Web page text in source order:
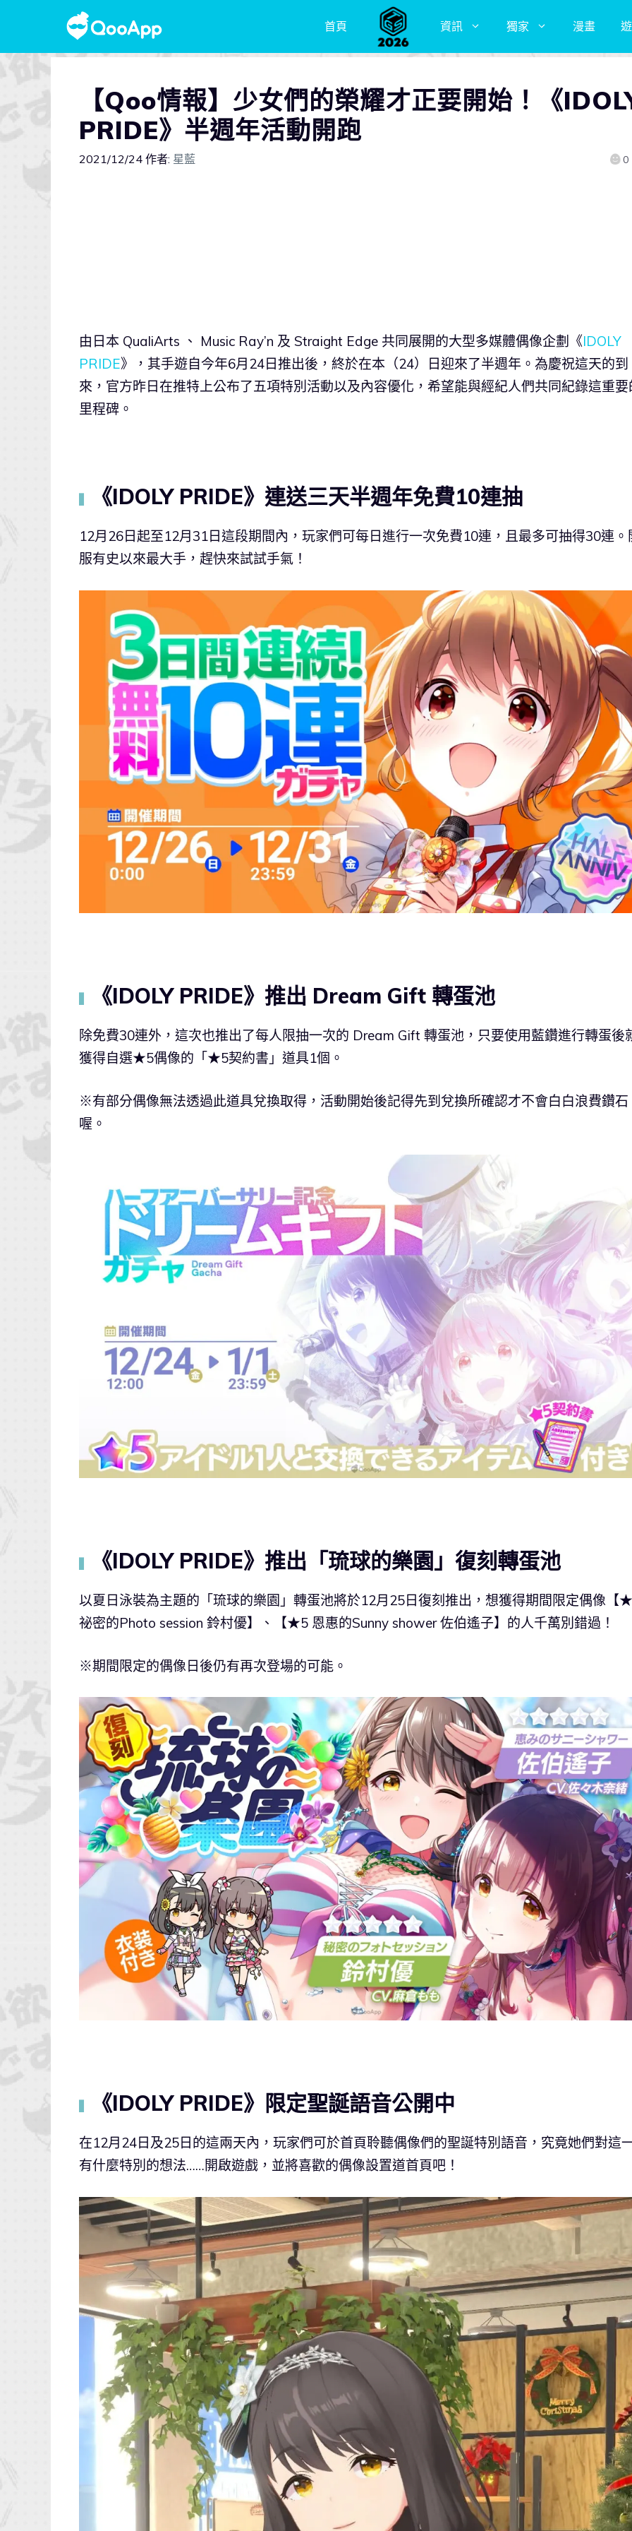
首頁 資訊 獨家 漫畫
【Qoo情報】少女們的榮耀才正要開始！《
PRIDE》半週年活動開跑
2021/12/24 作者: 星藍 0
由日本 QualiArts 、 Music Ray’n 及 Straight Edge 共同展開的大型多媒體偶像企劃《IDOLY
PRIDE》，其手遊自今年6月24日推出後，終於在本（24）日迎來了半週年。為慶祝這天的到
來，官方昨日在推特上公布了五項特別活動以及內容優化，希望能與經紀人們共同紀錄這重要
里程碑。
《IDOLY PRIDE》連送三天半週年免費10連抽
12月26日起至12月31日這段期間內，玩家們可每日進行一次免費10連，且最多可抽得30連。
服有史以來最大手，趕快來試試手氣！
《IDOLY PRIDE》推出 Dream Gift 轉蛋池
除免費30連外，這次也推出了每人限抽一次的 Dream Gift 轉蛋池，只要使用藍鑽進行轉蛋後
獲得自選★5偶像的「★5契約書」道具1個。
※有部分偶像無法透過此道具兌換取得，活動開始後記得先到兌換所確認才不會白白浪費鑽石
喔。
《IDOLY PRIDE》推出「琉球的樂園」復刻轉蛋池
以夏日泳裝為主題的「琉球的樂園」轉蛋池將於12月25日復刻推出，想獲得期間限定偶像【
祕密的Photo session 鈴村優】、【★5 恩惠的Sunny shower 佐伯遙子】的人千萬別錯過！
※期間限定的偶像日後仍有再次登場的可能。
《IDOLY PRIDE》限定聖誕語音公開中
在12月24日及25日的這兩天內，玩家們可於首頁聆聽偶像們的聖誕特別語音，究竟她們對這
有什麼特別的想法……開啟遊戲，並將喜歡的偶像設置道首頁吧！